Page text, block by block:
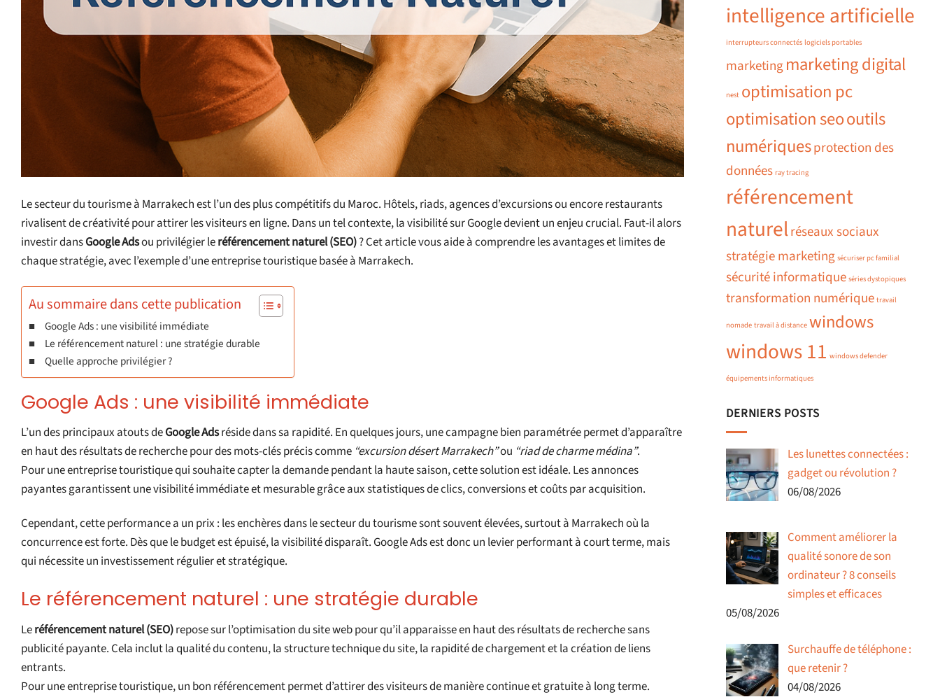
Le secteur du tourisme à Marrakech est l’un des plus compétitifs du Maroc. Hôtels, riads, agences d’excursions ou encore restaurants
rivalisent de créativité pour attirer les visiteurs en ligne. Dans un tel contexte, la visibilité sur Google devient un enjeu crucial. Faut-il alors
investir dansGoogle Adsou privilégier leréférencement naturel (SEO)? Cet article vous aide à comprendre les avantages et limites de
chaque stratégie, avec l’exemple d’une entreprise touristique basée à Marrakech.
Au sommaire dans cette publication
Google Ads : une visibilité immédiate
Le référencement naturel : une stratégie durable
Quelle approche privilégier ?
Google Ads : une visibilité immédiate
L’un des principaux atouts deGoogle Adsréside dans sa rapidité. En quelques jours, une campagne bien paramétrée permet d’apparaître
en haut des résultats de recherche pour des mots-clés précis comme “excursion désert Marrakech”ou “riad de charme médina”.
Pour une entreprise touristique qui souhaite capter la demande pendant la haute saison, cette solution est idéale. Les annonces
payantes garantissent une visibilité immédiate et mesurable grâce aux statistiques de clics, conversions et coûts par acquisition.
Cependant, cette performance a un prix : les enchères dans le secteur du tourisme sont souvent élevées, surtout à Marrakech où la
concurrence est forte. Dès que le budget est épuisé, la visibilité disparaît. Google Ads est donc un levier performant à court terme, mais
qui nécessite un investissement régulier et stratégique.
Le référencement naturel : une stratégie durable
Leréférencement naturel (SEO)repose sur l’optimisation du site web pour qu’il apparaisse en haut des résultats de recherche sans
publicité payante. Cela inclut la qualité du contenu, la structure technique du site, la rapidité de chargement et la création de liens
entrants.
Pour une entreprise touristique, un bon référencement permet d’attirer des visiteurs de manière continue et gratuite à long terme.
intelligence artificielle
interrupteurs connectés logiciels portables
marketingmarketing digital
nest optimisation pc
optimisation seooutils
numériquesprotection des
données ray tracing
référencement
naturelréseaux sociaux
stratégie marketing sécuriser pc familial
sécurité informatique séries dystopiques
transformation numérique travail
nomade travail à distance windows
windows 11 windows defender
équipements informatiques
DERNIERS POSTS
Les lunettes connectées :
gadget ou révolution ?
06/08/2026
Comment améliorer la
qualité sonore de son
ordinateur ? 8 conseils
simples et efficaces
05/08/2026
Surchauffe de téléphone :
que retenir ?
04/08/2026